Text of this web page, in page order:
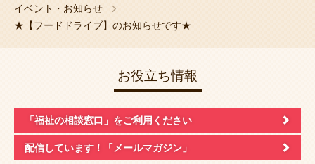
イベント・お知らせ
★【フードドライブ】のお知らせです★
お役立ち情報
「福祉の相談窓口」 をご利用ください
配信しています！ 「メールマガジン」